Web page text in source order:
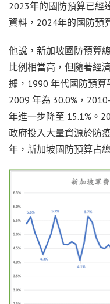
2023年的國防預算已經
資料，2024年的國防預
他說，新加坡國防預算
比例相當高，但隨著經
據，1990 年代國防預算
2009 年為 30.0%，
年進一步降至 15.1%。
政府投入大量資源於防
年，新加坡國防預算占